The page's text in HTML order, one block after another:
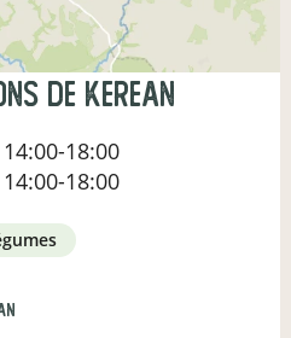
de kerean
14:00-18:00
14:00-18:00